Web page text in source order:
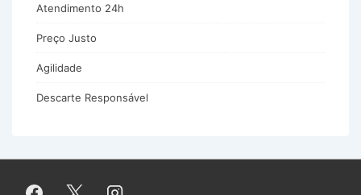
Atendimento 24h
Preço Justo
Agilidade
Descarte Responsável